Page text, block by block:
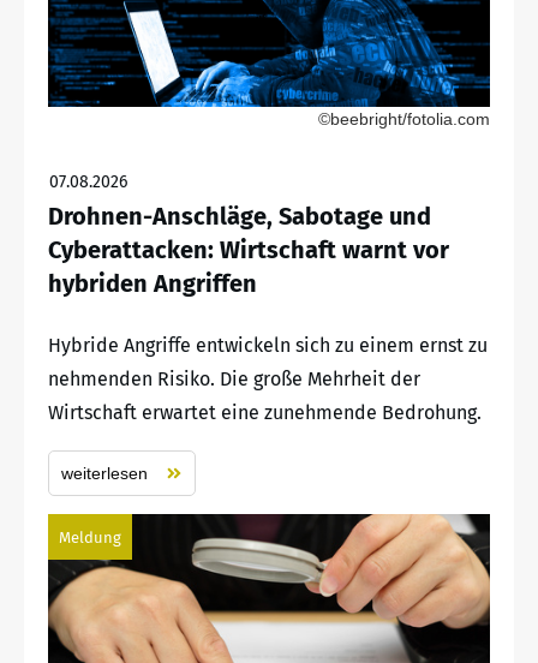
©beebright/fotolia.com
07.08.2026
Drohnen-Anschläge, Sabotage und
Cyberattacken: Wirtschaft warnt vor
hybriden Angriffen
Hybride Angriffe entwickeln sich zu einem ernst zu
nehmenden Risiko. Die große Mehrheit der
Wirtschaft erwartet eine zunehmende Bedrohung.
weiterlesen
Meldung